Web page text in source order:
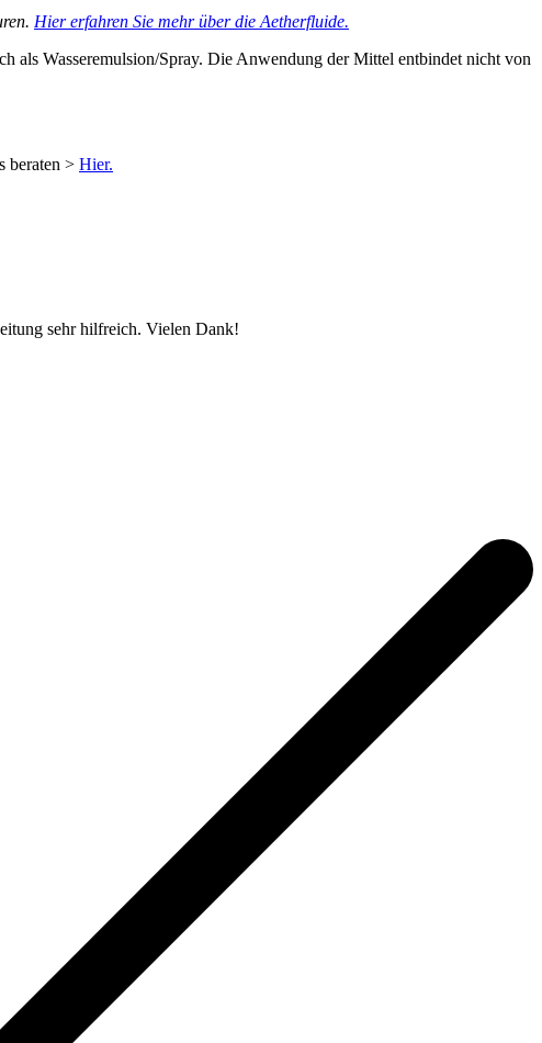
Hier erfahren Sie mehr über die Aetherfluide.
als Wasseremulsion/Spray. Die Anwendung der Mittel entbindet nicht von
beraten > Hier.
sehr hilfreich. Vielen Dank!